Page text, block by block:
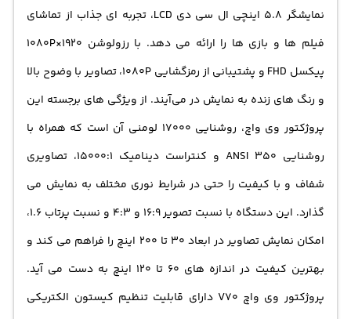
نمایشگر 5.8 اینچی ال سی دی LCD، تجربه‌ ای جذاب از تماشای
فیلم‌ ها و بازی‌ ها را ارائه می‌ دهد. با رزولوشن 1920×1080P
پیکسل FHD و پشتیبانی از رمزگشایی 1080P، تصاویر با وضوح بالا
و رنگ‌ های زنده به نمایش در می‌آیند. از ویژگی‌ های برجسته این
پروژکتور وی واچ، روشنایی 17000 لومنی آن است که همراه با
روشنایی ANSI 350 و کنتراست دینامیک 15000:1، تصاویری
شفاف و با کیفیت را حتی در شرایط نوری مختلف به نمایش می‌
گذارد. این دستگاه با نسبت تصویر 16:9 و 4:3 و نسبت پرتاب 1.6،
امکان نمایش تصاویر در ابعاد 30 تا 200 اینچ را فراهم می‌ کند و
بهترین کیفیت در اندازه‌ های 60 تا 120 اینچ به دست می‌ آید.
پروژکتور وی واچ V70 دارای قابلیت تنظیم کیستون الکتریکی